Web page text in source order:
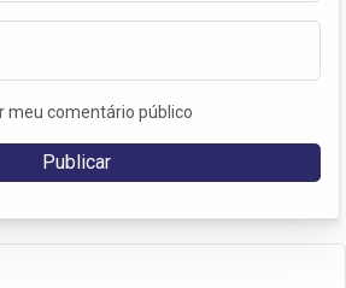
meu comentário público